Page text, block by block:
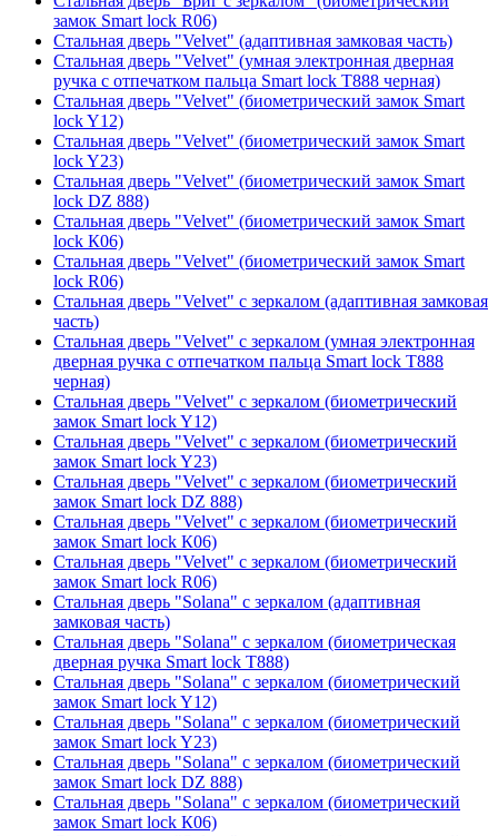
замок Smart lock R06)
Стальная дверь "Velvet" (адаптивная замковая часть)
Стальная дверь "Velvet" (умная электронная дверная
ручка с отпечатком пальца Smart lock T888 черная)
Стальная дверь "Velvet" (биометрический замок Smart
lock Y12)
Стальная дверь "Velvet" (биометрический замок Smart
lock Y23)
Стальная дверь "Velvet" (биометрический замок Smart
lock DZ 888)
Стальная дверь "Velvet" (биометрический замок Smart
lock К06)
Стальная дверь "Velvet" (биометрический замок Smart
lock R06)
Стальная дверь "Velvet" с зеркалом (адаптивная замковая
часть)
Стальная дверь "Velvet" с зеркалом (умная электронная
дверная ручка с отпечатком пальца Smart lock T888
черная)
Стальная дверь "Velvet" с зеркалом (биометрический
замок Smart lock Y12)
Стальная дверь "Velvet" с зеркалом (биометрический
замок Smart lock Y23)
Стальная дверь "Velvet" с зеркалом (биометрический
замок Smart lock DZ 888)
Стальная дверь "Velvet" с зеркалом (биометрический
замок Smart lock К06)
Стальная дверь "Velvet" с зеркалом (биометрический
замок Smart lock R06)
Стальная дверь "Solana" с зеркалом (адаптивная
замковая часть)
Стальная дверь "Solana" с зеркалом (биометрическая
дверная ручка Smart lock T888)
Стальная дверь "Solana" с зеркалом (биометрический
замок Smart lock Y12)
Стальная дверь "Solana" с зеркалом (биометрический
замок Smart lock Y23)
Стальная дверь "Solana" с зеркалом (биометрический
замок Smart lock DZ 888)
Стальная дверь "Solana" с зеркалом (биометрический
замок Smart lock К06)